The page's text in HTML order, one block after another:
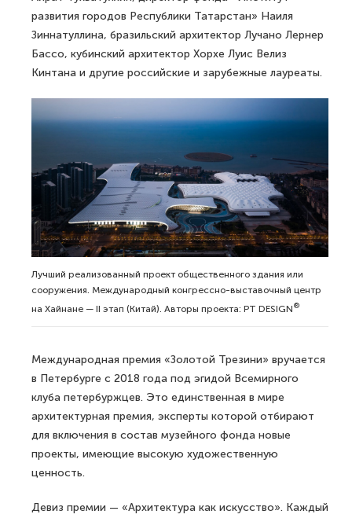
развития городов Республики Татарстан» Наиля
Зиннатуллина, бразильский архитектор Лучано Лернер
Бассо, кубинский архитектор Хорхе Луис Велиз
Кинтана и другие российские и зарубежные лауреаты.
Лучший реализованный проект общественного здания или
сооружения. Международный конгрессно-выставочный центр
на Хайнане — II этап (Китай). Авторы проекта: PT DESIGN®
Международная премия «Золотой Трезини» вручается
в Петербурге с 2018 года под эгидой Всемирного
клуба петербуржцев. Это единственная в мире
архитектурная премия, эксперты которой отбирают
для включения в состав музейного фонда новые
проекты, имеющие высокую художественную
ценность.
Девиз премии — «Архитектура как искусство». Каждый